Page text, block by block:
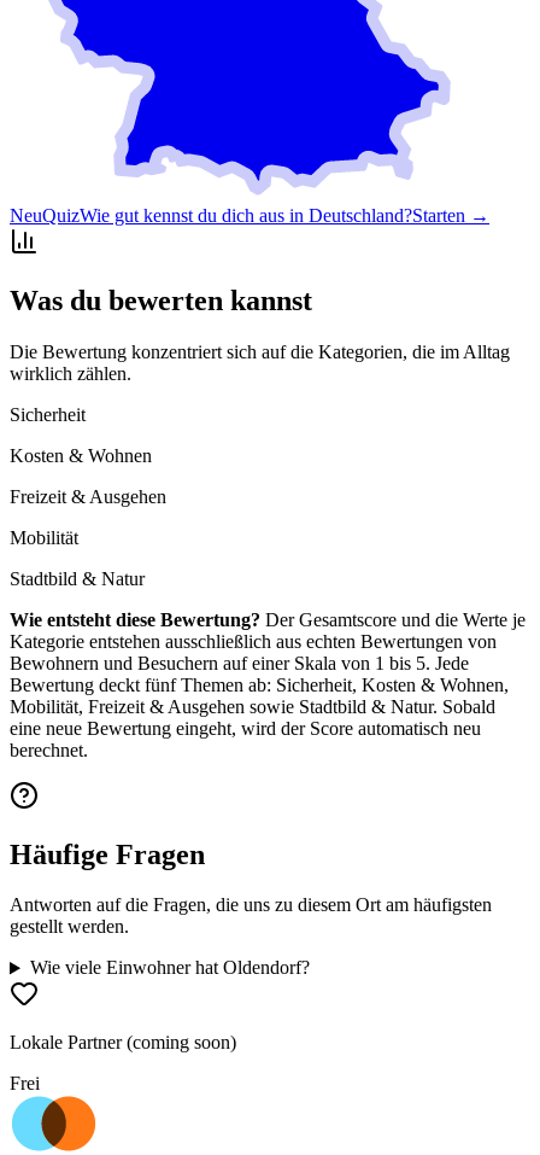
NeuQuizWie gut kennst du dich aus in Deutschland?Starten →
Was du bewerten kannst
Die Bewertung konzentriert sich auf die Kategorien, die im Alltag
wirklich zählen.
Sicherheit
Kosten & Wohnen
Freizeit & Ausgehen
Mobilität
Stadtbild & Natur
Wie entsteht diese Bewertung? Der Gesamtscore und die Werte je
Kategorie entstehen ausschließlich aus echten Bewertungen von
Bewohnern und Besuchern auf einer Skala von 1 bis 5. Jede
Bewertung deckt fünf Themen ab: Sicherheit, Kosten & Wohnen,
Mobilität, Freizeit & Ausgehen sowie Stadtbild & Natur. Sobald
eine neue Bewertung eingeht, wird der Score automatisch neu
berechnet.
Häufige Fragen
Antworten auf die Fragen, die uns zu diesem Ort am häufigsten
gestellt werden.
Wie viele Einwohner hat Oldendorf?
Lokale Partner (coming soon)
Frei